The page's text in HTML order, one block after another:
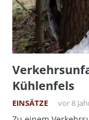
Kühlenfels
EINSÄTZE vor 8